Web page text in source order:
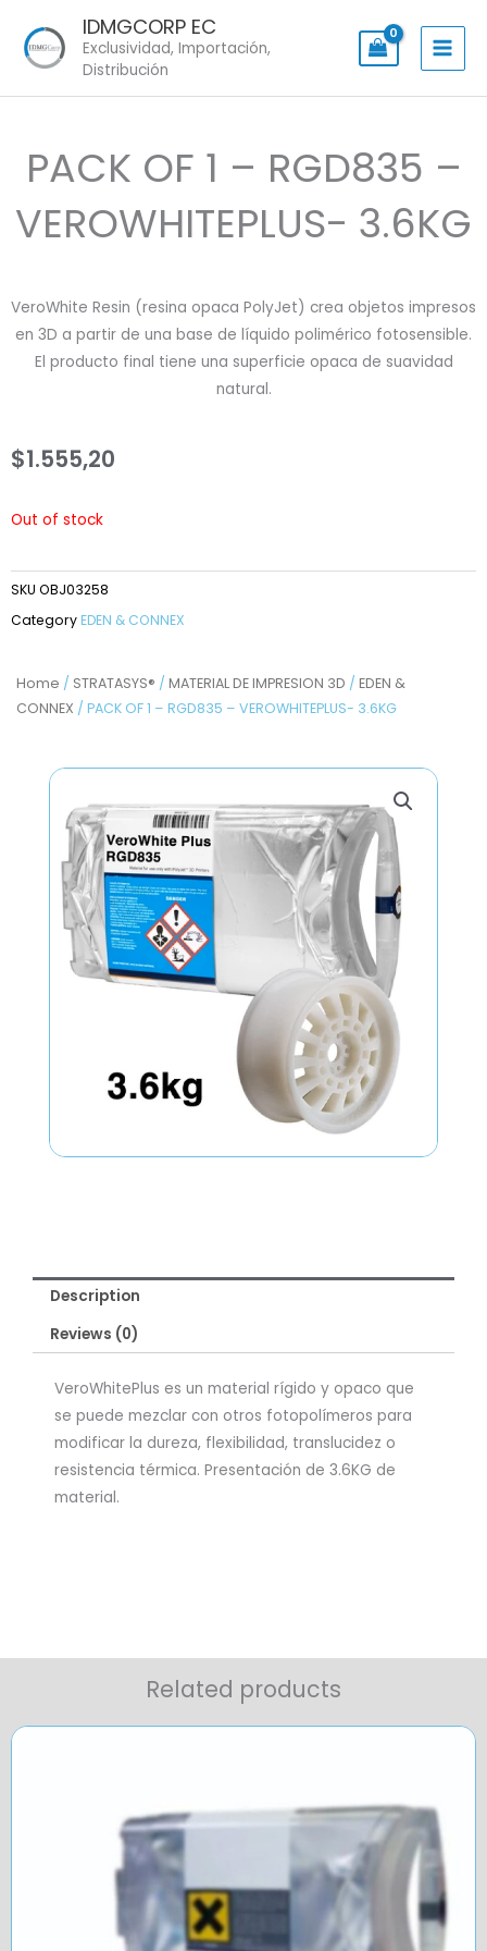
content
IDMGCORP EC
Exclusividad, Importación,
Distribución
Home / STRATASYS® / MATERIAL DE IMPRESION 3D / EDEN &
CONNEX / PACK OF 1 – RGD835 – VEROWHITEPLUS- 3.6KG
PACK OF 1 – RGD835 –
VEROWHITEPLUS- 3.6KG
VeroWhite Resin (resina opaca PolyJet) crea objetos impresos
en 3D a partir de una base de líquido polimérico fotosensible.
El producto final tiene una superficie opaca de suavidad
natural.
$1.555,20
Out of stock
SKU OBJ03258
Category EDEN & CONNEX
Description
Reviews (0)
VeroWhitePlus es un material rígido y opaco que
se puede mezclar con otros fotopolímeros para
modificar la dureza, flexibilidad, translucidez o
resistencia térmica. Presentación de 3.6KG de
material.
Related products